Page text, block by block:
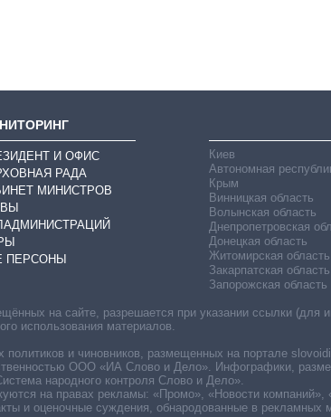
И ОФИС
РАДА
МИНИСТРОВ
ПЕРСОНЫ
Киев
Автономная
Крым
Винницкая область
Волынская область
Днепропетровская
Донецкая область
Житомирская область
Закарпатская область
Запорожская область
на сайте, разрешается при указании ссылки (для
использования материалов.
и чиновников, размещенных на портале
ООО «ИА Слово и Дело». Инфографики,
народного контроля Слово и Дело».
на правах рекламы: «Промо», «Новости
и оценочные суждения, обнародованные в